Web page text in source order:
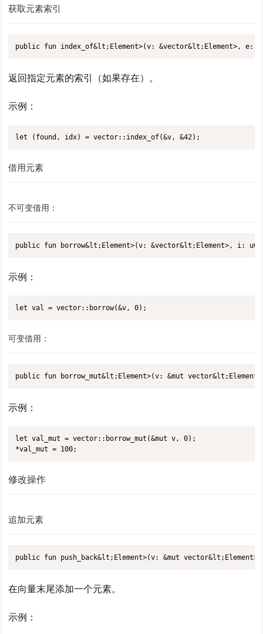
获取元素索引
public fun index_of&lt;Element>(v: &vector&lt;Element>, e:
返回指定元素的索引（如果存在）。
示例：
let (found, idx) = vector::index_of(&v, &42);
借用元素
不可变借用：
public fun borrow&lt;Element>(v: &vector&lt;Element>, i:
示例：
let val = vector::borrow(&v, 0);
可变借用：
public fun borrow_mut&lt;Element>(v: &mut
示例：
let val_mut = vector::borrow_mut(&mut v, 0);
*val_mut = 100;
修改操作
追加元素
public fun push_back&lt;Element>(v: &mut
在向量末尾添加一个元素。
示例：